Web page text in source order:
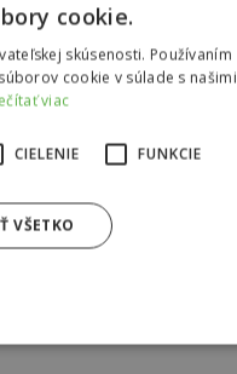
cookie.
skúsenosti. Používaním
cookie v súlade s našimi
viac
CIELENIE FUNKCIE
VŠETKO